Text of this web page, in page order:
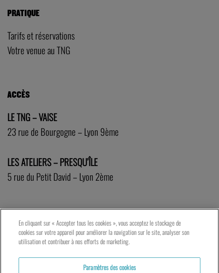
PRATIQUE
Tarifs et réservations
Votre venue au TNG
ACCÈS
LE TNG – VAISE
23 rue de Bourgogne – Lyon 9ème
LES ATELIERS – PRESQU’ÎLE
5 rue du Petit David – Lyon 2ème
En cliquant sur « Accepter tous les cookies », vous acceptez le stockage de
cookies sur votre appareil pour améliorer la navigation sur le site, analyser son
utilisation et contribuer à nos efforts de marketing.
Paramètres des cookies